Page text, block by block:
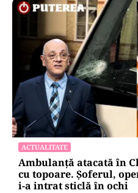
ACTUALITATE
Ambulanță atacată în
cu topoare. Șoferul,
i-a intrat sticlă în ochi